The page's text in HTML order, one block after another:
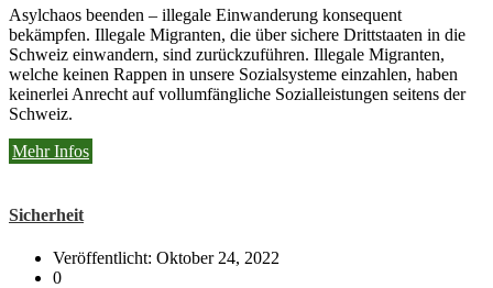
Asylchaos beenden – illegale Einwanderung konsequent
bekämpfen. Illegale Migranten, die über sichere Drittstaaten in die
Schweiz einwandern, sind zurückzuführen. Illegale Migranten,
welche keinen Rappen in unsere Sozialsysteme einzahlen, haben
keinerlei Anrecht auf vollumfängliche Sozialleistungen seitens der
Schweiz.
Mehr Infos
Sicherheit
Veröffentlicht: Oktober 24, 2022
0